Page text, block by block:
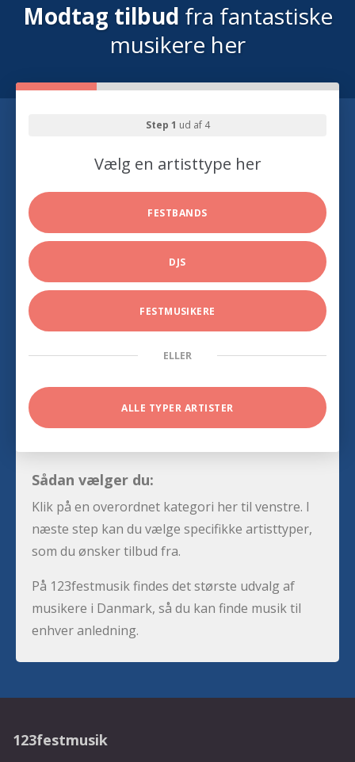
Modtag tilbud fra fantastiske
musikere her
Step 1 ud af 4
Vælg en artisttype her
FESTBANDS
DJS
FESTMUSIKERE
ELLER
ALLE TYPER ARTISTER
Sådan vælger du:
Klik på en overordnet kategori her til venstre. I
næste step kan du vælge specifikke artisttyper,
som du ønsker tilbud fra.
På 123festmusik findes det største udvalg af
musikere i Danmark, så du kan finde musik til
enhver anledning.
123festmusik